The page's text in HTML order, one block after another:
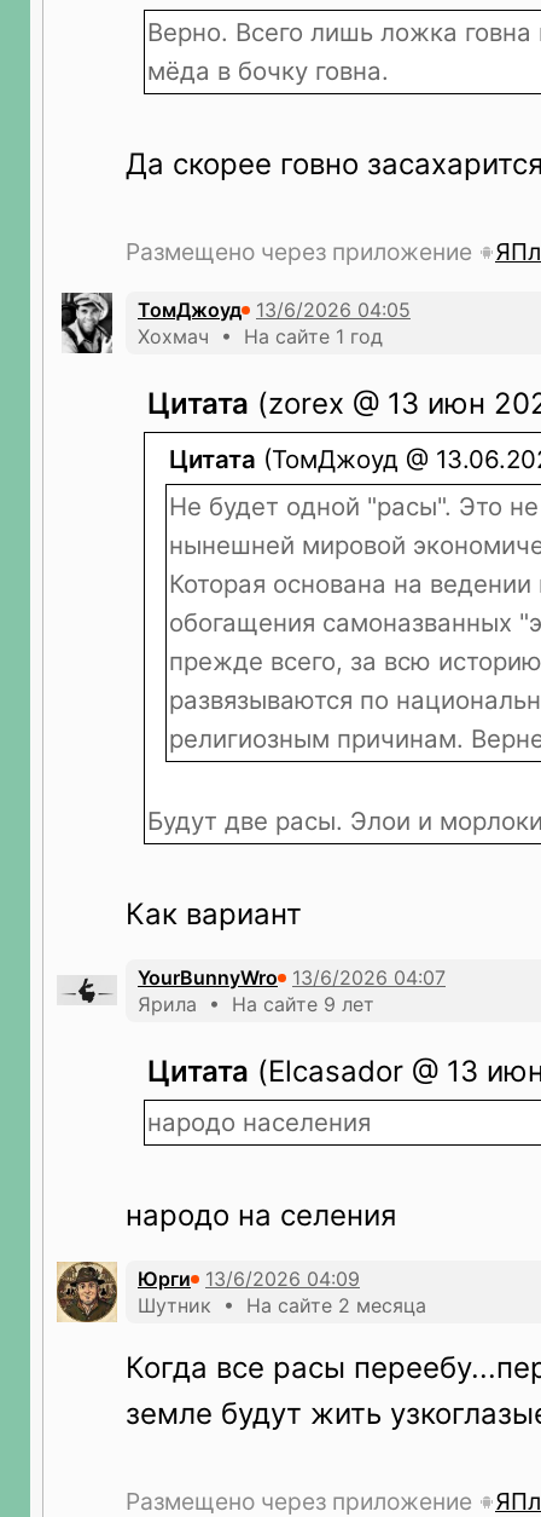
Верно. Всего лишь ложка
мёда в бочку говна.
Да скорее говно
Размещено через приложение
ТомДжоуд
Хохмач • На сайте 1 год
Цитата (zorex @ 13 июн
Цитата (ТомДжоуд @
Не будет одной "расы". Это
нынешней мировой
Которая основана на
обогащения самоназванных
прежде всего, за всю
развязываются по
религиозным причинам.
Будут две расы. Элои и
Как вариант
YourBunnyWro
Ярила • На сайте 9 лет
Цитата (Elcasador @ 13
народо населения
народо на селения
Юрги
Шутник • На сайте 2 месяца
Когда все расы
земле будут жить
Размещено через приложение